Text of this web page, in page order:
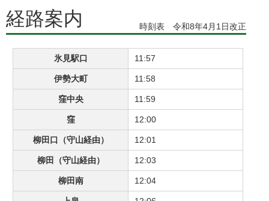
経路案内 時刻表 令和8年4月1日改正
氷見駅口 11:57
伊勢大町 11:58
窪中央 11:59
窪 12:00
柳田口（守山経由） 12:01
柳田（守山経由） 12:03
柳田南 12:04